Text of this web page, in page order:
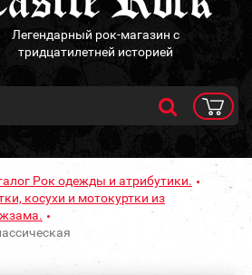
Легендарный рок-магазин с
тридцатилетней историей
Рок одежды и атрибутики.
косухи и мотокуртки из